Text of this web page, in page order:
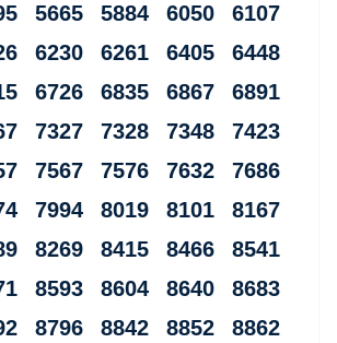
5665 5884 6050 6107
6230 6261 6405 6448
6726 6835 6867 6891
7327 7328 7348 7423
7567 7576 7632 7686
7994 8019 8101 8167
8269 8415 8466 8541
8593 8604 8640 8683
8796 8842 8852 8862